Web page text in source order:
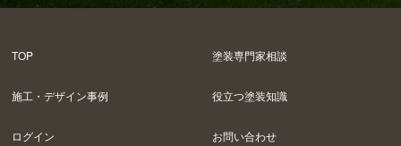
TOP 塗装専門家相談
施工・デザイン事例 役立つ塗装知識
ログイン お問い合わせ